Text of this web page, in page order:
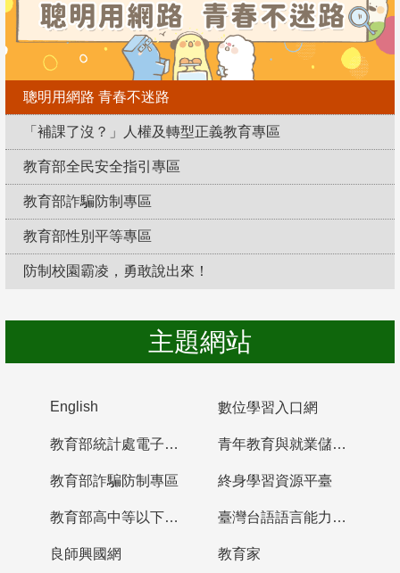
聰明用網路 青春不迷路
「補課了沒？」人權及轉型正義教育專區
教育部全民安全指引專區
教育部詐騙防制專區
教育部性別平等專區
防制校園霸凌，勇敢說出來！
主題網站
English 數位學習入口網
教育部統計處電子書櫃 青年教育與就業儲蓄帳戶
教育部詐騙防制專區 終身學習資源平臺
教育部高中等以下學校及幼兒園教師資格檢定考試 臺灣台語語言能力認證網站
良師興國網
教育家